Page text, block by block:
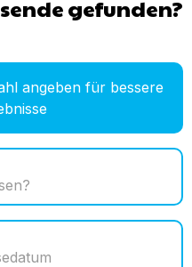
gefunden?
angeben für bessere